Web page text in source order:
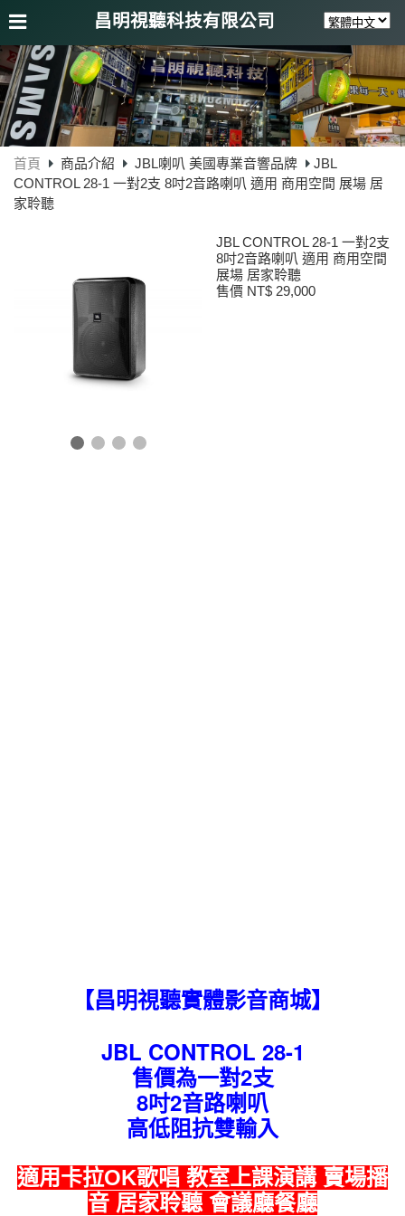
昌明視聽科技有限公司
首頁 商品介紹 JBL喇叭 美國專業音響品牌
JBL
CONTROL 28-1 一對2支 8吋2音路喇叭 適用 商用空間 展場 居
家聆聽
JBL CONTROL 28-1 一對2支
8吋2音路喇叭 適用 商用空間
展場 居家聆聽
售價 NT$ 29,000
【昌明視聽實體影音商城】
JBL CONTROL 28-1
售價為一對2支
8吋2音路喇叭
高低阻抗雙輸入
適用卡拉OK歌唱 教室上課演講 賣場播
音 居家聆聽 會議廳餐廳